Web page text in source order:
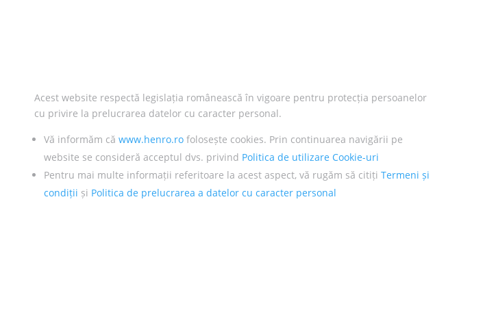
Acest website respectă legislația românească în vigoare pentru protecția persoanelor
cu privire la prelucrarea datelor cu caracter personal.
Vă informăm că www.henro.ro folosește cookies. Prin continuarea navigării pe
website se consideră acceptul dvs. privind Politica de utilizare Cookie-uri
Pentru mai multe informații referitoare la acest aspect, vă rugăm să citiți Termeni și
condiții și Politica de prelucrarea a datelor cu caracter personal